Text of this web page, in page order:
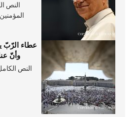
النص
المؤمنين
عطاء الرّبّ
وأنّ
النص